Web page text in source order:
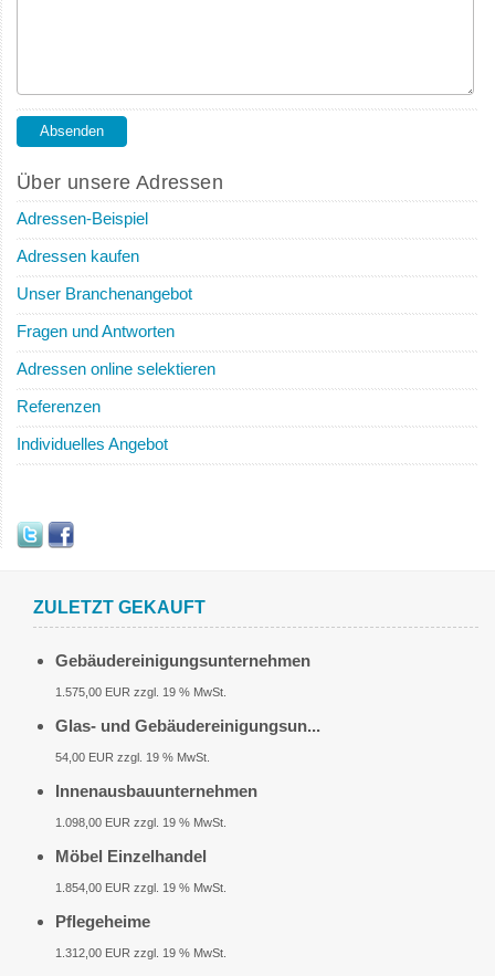
Über unsere Adressen
Adressen-Beispiel
Adressen kaufen
Unser Branchenangebot
Fragen und Antworten
Adressen online selektieren
Referenzen
Individuelles Angebot
ZULETZT GEKAUFT
Gebäudereinigungsunternehmen
1.575,00 EUR zzgl. 19 % MwSt.
Glas- und Gebäudereinigungsun...
54,00 EUR zzgl. 19 % MwSt.
Innenausbauunternehmen
1.098,00 EUR zzgl. 19 % MwSt.
Möbel Einzelhandel
1.854,00 EUR zzgl. 19 % MwSt.
Pflegeheime
1.312,00 EUR zzgl. 19 % MwSt.